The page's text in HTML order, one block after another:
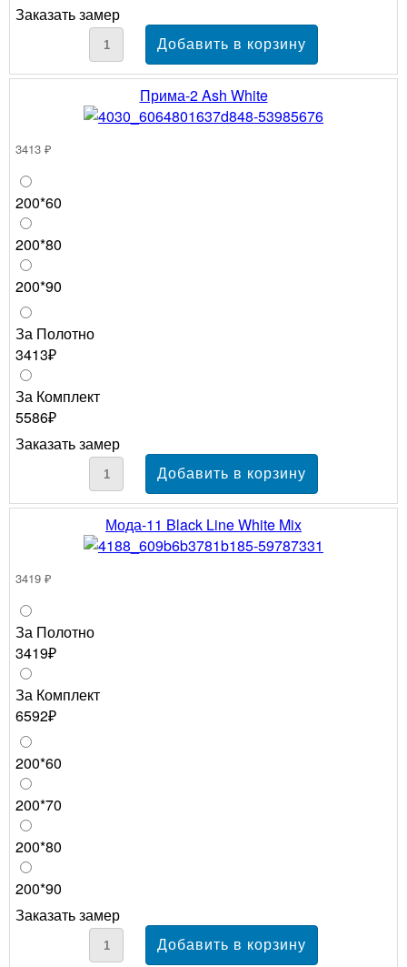
Заказать замер
Прима-2 Ash White
3413 ₽
200*60
200*80
200*90
За Полотно
3413₽
За Комплект
5586₽
Заказать замер
Мода-11 Black Line White Mix
3419 ₽
За Полотно
3419₽
За Комплект
6592₽
200*60
200*70
200*80
200*90
Заказать замер